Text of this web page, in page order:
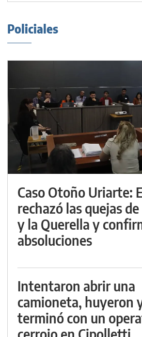
Policiales
Caso Otoño Uriarte:
rechazó las quejas
y la Querella y
absoluciones
Intentaron abrir una
camioneta, huyeron
terminó con un